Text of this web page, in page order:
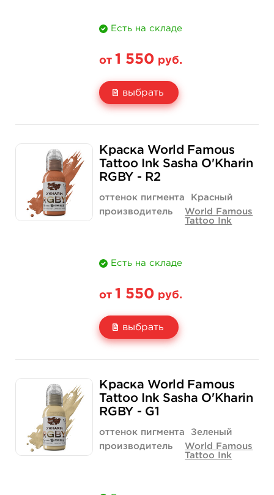
Есть на складе
от 1 550 руб.
выбрать
Количество
1 550 руб.
купить
Краска World Famous
Tattoo Ink Sasha O'Kharin
RGBY - R2
оттенок пигмента
Красный
производитель
World Famous
Tattoo Ink
Есть на складе
от 1 550 руб.
выбрать
Количество
1 550 руб.
купить
Краска World Famous
Tattoo Ink Sasha O'Kharin
RGBY - G1
оттенок пигмента
Зеленый
производитель
World Famous
Tattoo Ink